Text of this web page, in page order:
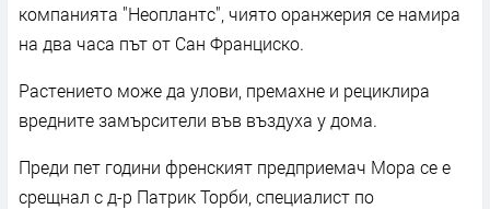
компанията "Неоплантс", чиято оранжерия се намира
на два часа път от Сан Франциско.
Растението може да улови, премахне и рециклира
вредните замърсители във въздуха у дома.
Преди пет години френският предприемач Мора се е
срещнал с д-р Патрик Торби, специалист по